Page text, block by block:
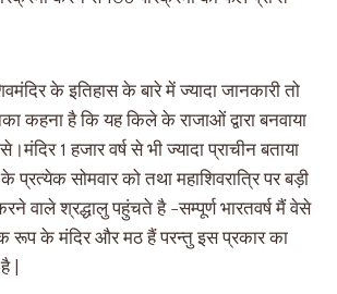
के इतिहास के बारे में ज्यादा जानकारी तो
कहना है कि यह किले के राजाओं द्वारा बनवाया
1 हजार वर्ष से भी ज्यादा प्राचीन बताया
प्रत्येक सोमवार को तथा महाशिवरात्रि पर बड़ी
वाले श्रद्धालु पहुंचते है -सम्पूर्ण भारतवर्ष मैं वेसे
रूप के मंदिर और मठ हैं परन्तु इस प्रकार का
|